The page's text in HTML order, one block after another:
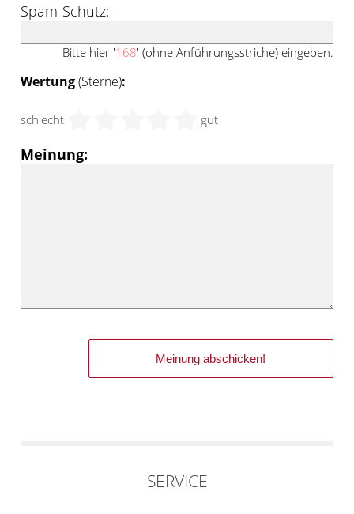
Spam-Schutz:
Bitte hier '168' (ohne Anführungsstriche) eingeben.
Wertung(Sterne):
schlecht gut
Meinung:
SERVICE